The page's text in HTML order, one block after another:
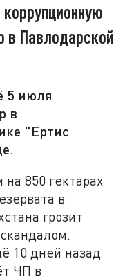
Павлодарской
5 июля
в
"Ертис
850 гектарах
в
грозит
10 дней назад
ЧП в